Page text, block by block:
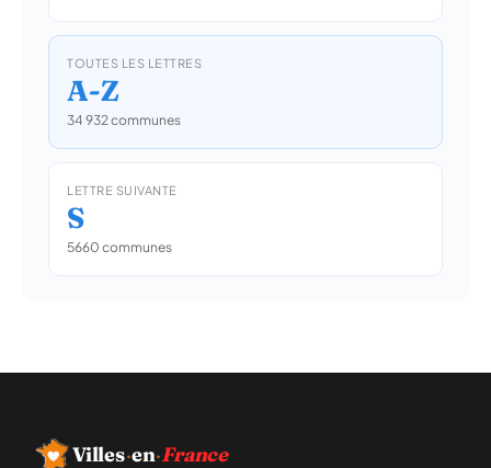
TOUTES LES LETTRES
A-Z
34 932 communes
LETTRE SUIVANTE
S
5660 communes
Villes·en·France